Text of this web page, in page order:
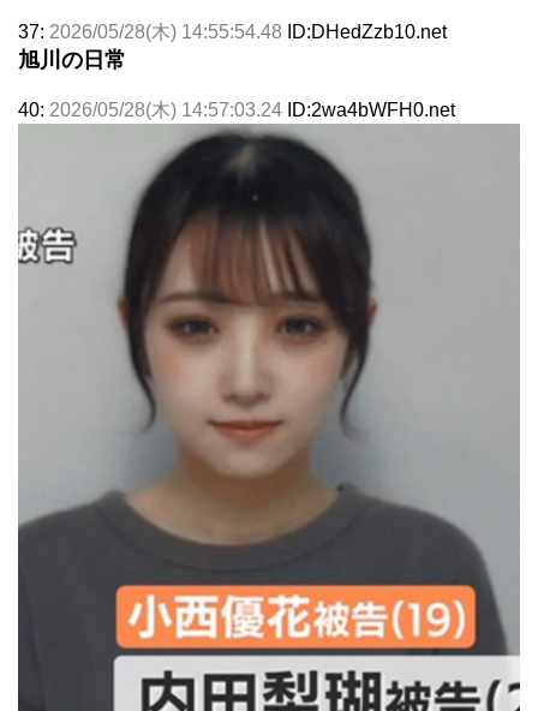
37: 2026/05/28(木) 14:55:54.48 ID:DHedZzb10.net
旭川の日常
40: 2026/05/28(木) 14:57:03.24 ID:2wa4bWFH0.net